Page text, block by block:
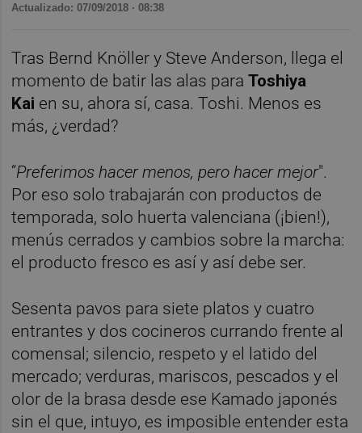
Actualizado: 07/09/2018 · 08:38
Tras Bernd Knöller y Steve Anderson, llega el
momento de batir las alas para Toshiya
Kai en su, ahora sí, casa. Toshi. Menos es
más, ¿verdad?
“Preferimos hacer menos, pero hacer mejor".
Por eso solo trabajarán con productos de
temporada, solo huerta valenciana (¡bien!),
menús cerrados y cambios sobre la marcha:
el producto fresco es así y así debe ser.
Sesenta pavos para siete platos y cuatro
entrantes y dos cocineros currando frente al
comensal; silencio, respeto y el latido del
mercado; verduras, mariscos, pescados y el
olor de la brasa desde ese Kamado japonés
sin el que, intuyo, es imposible entender esta